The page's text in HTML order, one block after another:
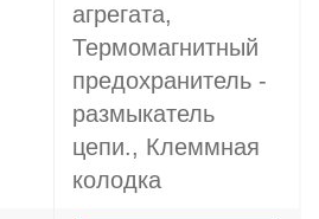
агрегата,
Термомагнитный
предохранитель -
размыкатель
цепи., Клеммная
колодка